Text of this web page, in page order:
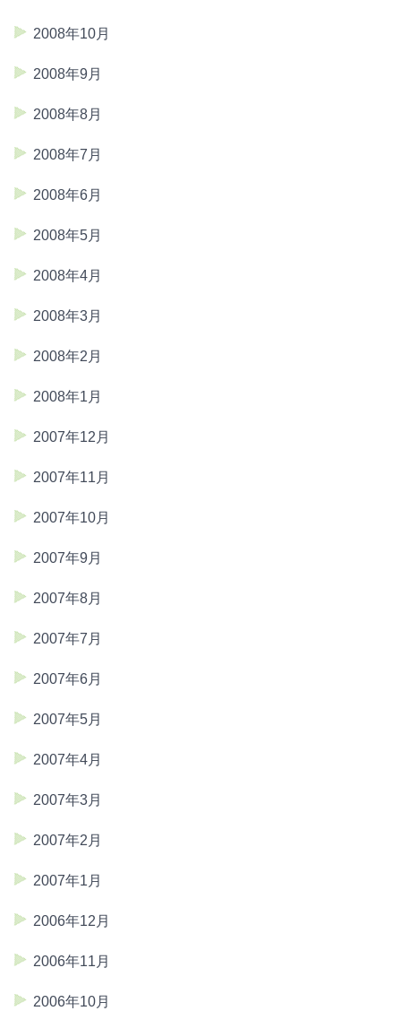
2008年10月
2008年9月
2008年8月
2008年7月
2008年6月
2008年5月
2008年4月
2008年3月
2008年2月
2008年1月
2007年12月
2007年11月
2007年10月
2007年9月
2007年8月
2007年7月
2007年6月
2007年5月
2007年4月
2007年3月
2007年2月
2007年1月
2006年12月
2006年11月
2006年10月